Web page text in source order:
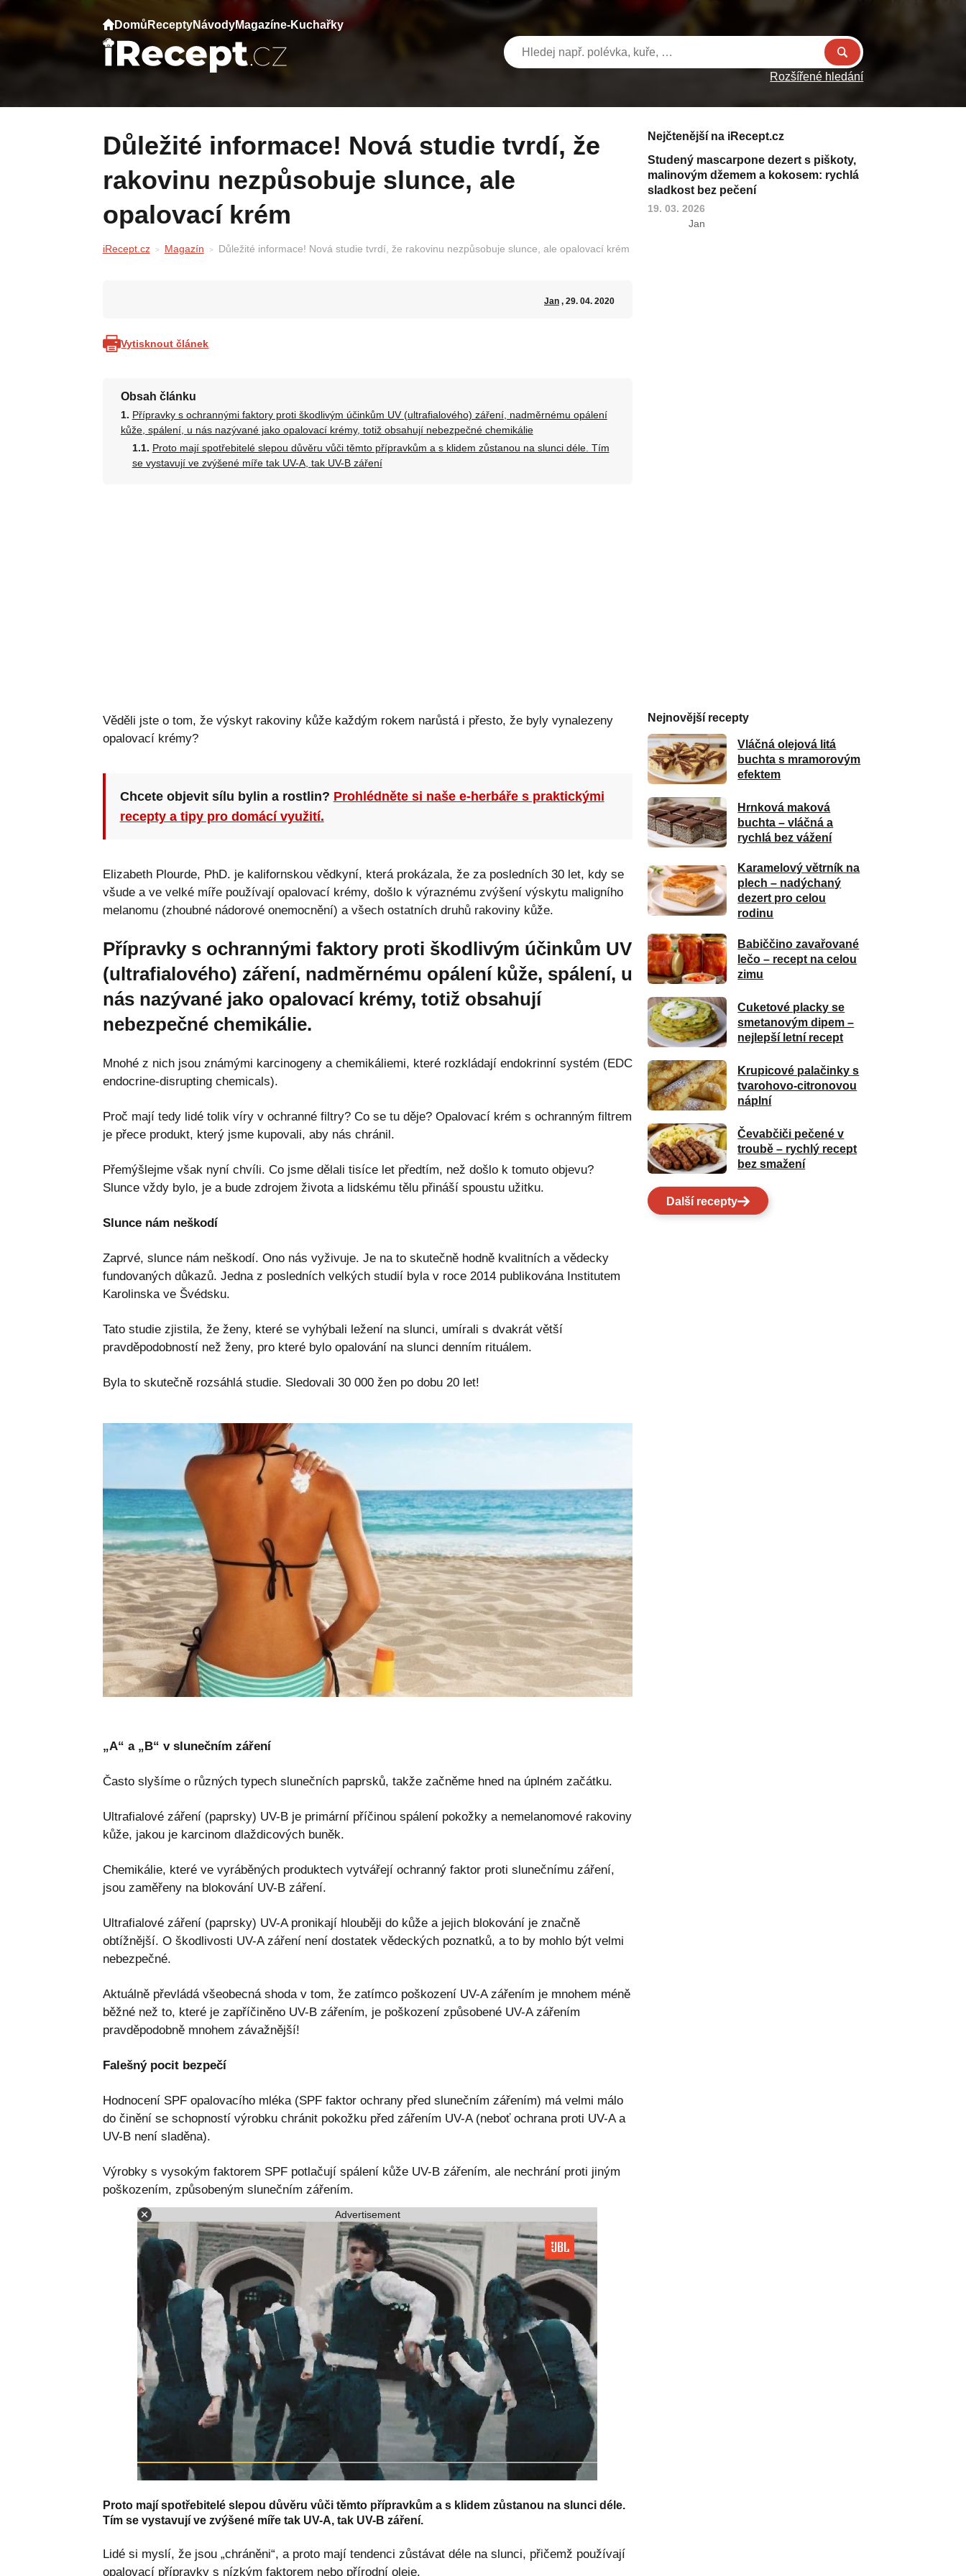
Domů ReceptyNávodyMagazíne-Kuchařky
Rozšířené hledání
Důležité informace! Nová studie tvrdí, že
rakovinu nezpůsobuje slunce, ale
opalovací krém
iRecept.cz Magazín Důležité informace! Nová studie tvrdí, že rakovinu nezpůsobuje slunce, ale opalovací krém
Jan, 29. 04. 2020
Vytisknout článek
Obsah článku
Přípravky s ochrannými faktory proti škodlivým účinkům UV (ultrafialového) záření, nadměrnému opálení
kůže, spálení, u nás nazývané jako opalovací krémy, totiž obsahují nebezpečné chemikálie
Proto mají spotřebitelé slepou důvěru vůči těmto přípravkům a s klidem zůstanou na slunci déle. Tím
se vystavují ve zvýšené míře tak UV-A, tak UV-B záření
Věděli jste o tom, že výskyt rakoviny kůže každým rokem narůstá i přesto, že byly vynalezeny
opalovací krémy?
Chcete objevit sílu bylin a rostlin? Prohlédněte si naše e-herbáře s praktickými
recepty a tipy pro domácí využití.
Elizabeth Plourde, PhD. je kalifornskou vědkyní, která prokázala, že za posledních 30 let, kdy se
všude a ve velké míře používají opalovací krémy, došlo k výraznému zvýšení výskytu maligního
melanomu (zhoubné nádorové onemocnění) a všech ostatních druhů rakoviny kůže.
Přípravky s ochrannými faktory proti škodlivým účinkům UV
(ultrafialového) záření, nadměrnému opálení kůže, spálení, u
nás nazývané jako opalovací krémy, totiž obsahují
nebezpečné chemikálie.
Mnohé z nich jsou známými karcinogeny a chemikáliemi, které rozkládají endokrinní systém (EDC
endocrine-disrupting chemicals).
Proč mají tedy lidé tolik víry v ochranné filtry? Co se tu děje? Opalovací krém s ochranným filtrem
je přece produkt, který jsme kupovali, aby nás chránil.
Přemýšlejme však nyní chvíli. Co jsme dělali tisíce let předtím, než došlo k tomuto objevu?
Slunce vždy bylo, je a bude zdrojem života a lidskému tělu přináší spoustu užitku.
Slunce nám neškodí
Zaprvé, slunce nám neškodí. Ono nás vyživuje. Je na to skutečně hodně kvalitních a vědecky
fundovaných důkazů. Jedna z posledních velkých studií byla v roce 2014 publikována Institutem
Karolinska ve Švédsku.
Tato studie zjistila, že ženy, které se vyhýbali ležení na slunci, umírali s dvakrát větší
pravděpodobností než ženy, pro které bylo opalování na slunci denním rituálem.
Byla to skutečně rozsáhlá studie. Sledovali 30 000 žen po dobu 20 let!
„A“ a „B“ v slunečním záření
Často slyšíme o různých typech slunečních paprsků, takže začněme hned na úplném začátku.
Ultrafialové záření (paprsky) UV-B je primární příčinou spálení pokožky a nemelanomové rakoviny
kůže, jakou je karcinom dlaždicových buněk.
Chemikálie, které ve vyráběných produktech vytvářejí ochranný faktor proti slunečnímu záření,
jsou zaměřeny na blokování UV-B záření.
Ultrafialové záření (paprsky) UV-A pronikají hlouběji do kůže a jejich blokování je značně
obtížnější. O škodlivosti UV-A záření není dostatek vědeckých poznatků, a to by mohlo být velmi
nebezpečné.
Aktuálně převládá všeobecná shoda v tom, že zatímco poškození UV-A zářením je mnohem méně
běžné než to, které je zapříčiněno UV-B zářením, je poškození způsobené UV-A zářením
pravděpodobně mnohem závažnější!
Falešný pocit bezpečí
Hodnocení SPF opalovacího mléka (SPF faktor ochrany před slunečním zářením) má velmi málo
do činění se schopností výrobku chránit pokožku před zářením UV-A (neboť ochrana proti UV-A a
UV-B není sladěna).
Výrobky s vysokým faktorem SPF potlačují spálení kůže UV-B zářením, ale nechrání proti jiným
poškozením, způsobeným slunečním zářením.
Advertisement
Proto mají spotřebitelé slepou důvěru vůči těmto přípravkům a s klidem zůstanou na slunci déle.
Tím se vystavují ve zvýšené míře tak UV-A, tak UV-B záření.
Lidé si myslí, že jsou „chráněni“, a proto mají tendenci zůstávat déle na slunci, přičemž používají
opalovací přípravky s nízkým faktorem nebo přírodní oleje.
Nejčtenější na iRecept.cz
Studený mascarpone dezert s piškoty,
malinovým džemem a kokosem: rychlá
sladkost bez pečení
19. 03. 2026
Jan
Nejnovější recepty
Vláčná olejová litá
buchta s mramorovým
efektem
Hrnková maková
buchta – vláčná a
rychlá bez vážení
Karamelový větrník na
plech – nadýchaný
dezert pro celou
rodinu
Babiččino zavařované
lečo – recept na celou
zimu
Cuketové placky se
smetanovým dipem –
nejlepší letní recept
Krupicové palačinky s
tvarohovo-citronovou
náplní
Čevabčiči pečené v
troubě – rychlý recept
bez smažení
Další recepty